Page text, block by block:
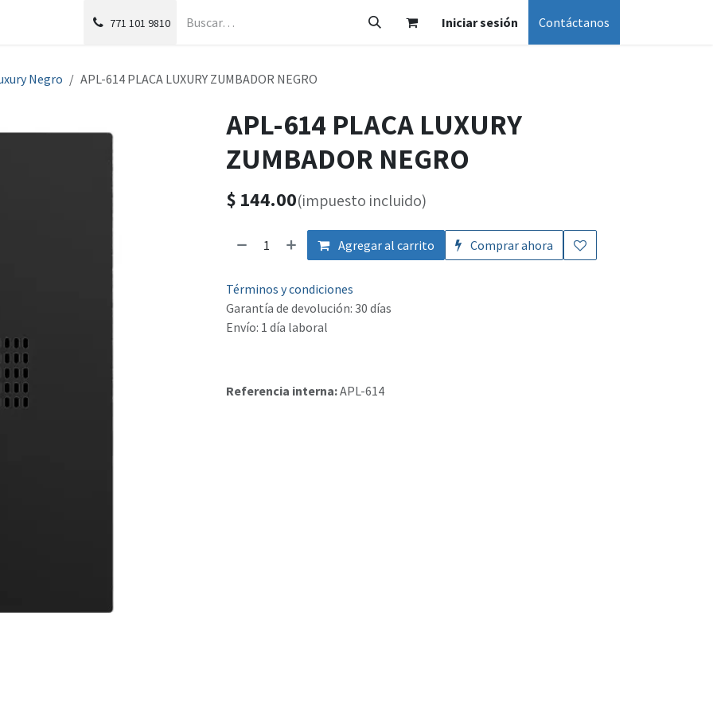
771 101 9810 Iniciar sesión Contáctanos
Negro APL-614 PLACA LUXURY ZUMBADOR NEGRO
APL-614 PLACA LUXURY
ZUMBADOR NEGRO
$ 144.00(impuesto incluido)
Agregar al carrito Comprar ahora
Términos y condiciones
Garantía de devolución: 30 días
Envío: 1 día laboral
Referencia interna:APL-614